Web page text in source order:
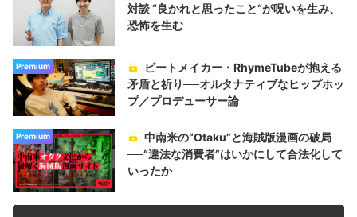
対談 “良かれと思ったこと“が呪いを生み、
恐怖を生む
Premium
ビートメイカー・RhymeTubeが抱える
矛盾と祈り──オルタナティブなヒップホッ
プ／プロデューサー論
Premium
中南米の“Otaku”と海賊版漫画の破局
──“違法な消費者”はいかにして合法化して
いったか